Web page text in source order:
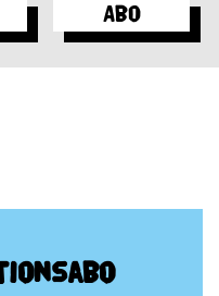
Abo